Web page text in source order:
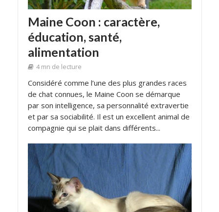
Maine Coon : caractère,
éducation, santé,
alimentation
4 mn de lecture
Considéré comme l’une des plus grandes races
de chat connues, le Maine Coon se démarque
par son intelligence, sa personnalité extravertie
et par sa sociabilité. Il est un excellent animal de
compagnie qui se plait dans différents...